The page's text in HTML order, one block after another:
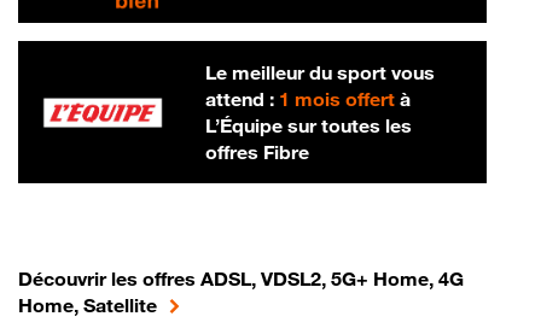
Le meilleur du sport vous
attend : 1 mois offertà
L’Équipe sur toutes les
offres Fibre
Découvrir les offres ADSL, VDSL2, 5G+ Home, 4G
Home, Satellite